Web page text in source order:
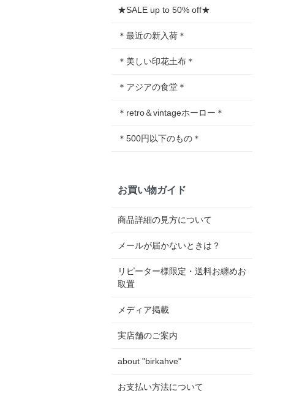
★SALE up to 50% off★
＊最近の新入荷＊
＊美しい印花土布＊
＊アジアの食堂＊
＊retro＆vintageホーロー＊
＊500円以下のもの＊
お買い物ガイド
商品詳細の見方について
メールが届かないときは？
リピーター様限定・送料お纏めお
取置
メディア掲載
実店舗のご案内
about "birkahve"
お支払い方法について